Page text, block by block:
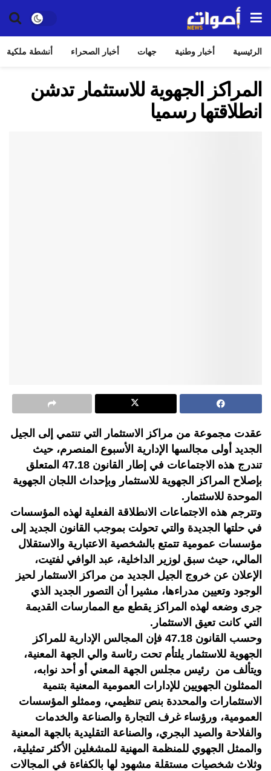
الرئيسية أخبار وطنية جهات أخبار الصحراء أنشطة ملكية
المراكز الجهوية للاستثمار تدشن
انطلاقتها رسميا
عقدت مجموعة من مراكز الاستثمار التي تنتمي إلى الجيل
الجديد أولى مجالسها الإدارية الأسبوع المنصرم، حيث
تندرج هذه الاجتماعات في إطار القانون 47.18 المتعلق
بإصلاح المراكز الجهوية للاستثمار وبإحداث اللجان الجهوية
الموحدة للاسثتمار.
وتترجم هذه الاجتماعات الانطلاقة الفعلية لهذه المؤسسات
في حلتها الجديدة والتي تحولت بموجب القانون الجديد إلى
مؤسسات عمومية تتمتع بالشخصية الاعتبارية والاستقلال
المالي، حيث سبق لوزير الداخلية، عبد الوافي لفتيت،
الإعلان عن خروج الجيل الجديد من مراكز الاستثمار لحيز
الوجود وتعيين مدراءها، مشيرا أن التصور الجديد الذي
جرى وضعه لهذه المراكز يقطع مع الممارسات القديمة
التي كانت تعيق الاستثمار.
وحسب القانون 47.18 فإن المجالس الإدارية للمراكز
الجهوية للاستثمار يلتأم تحت رئاسة والي الجهة المعنية،
ويتألف من رئيس مجلس الجهة المعني أو أحد نوابه،
الممثلون الجهويين للإدارات العمومية المعنية بتنمية
الاستثمارات والمحددة بنص تنظيمي، وممثلو المؤسسات
العمومية، ورؤساء غرف التجارة والصناعة والخدمات
والفلاحة والصيد البجري، والصناعة التقليدية بالجهة المعنية
والممثل الجهوي للمنظمة المهنية للمشغلين الأكثر تمثيلية،
وثلاث شخصيات مستقلة مشهود لها بالكفاءة في المجالات